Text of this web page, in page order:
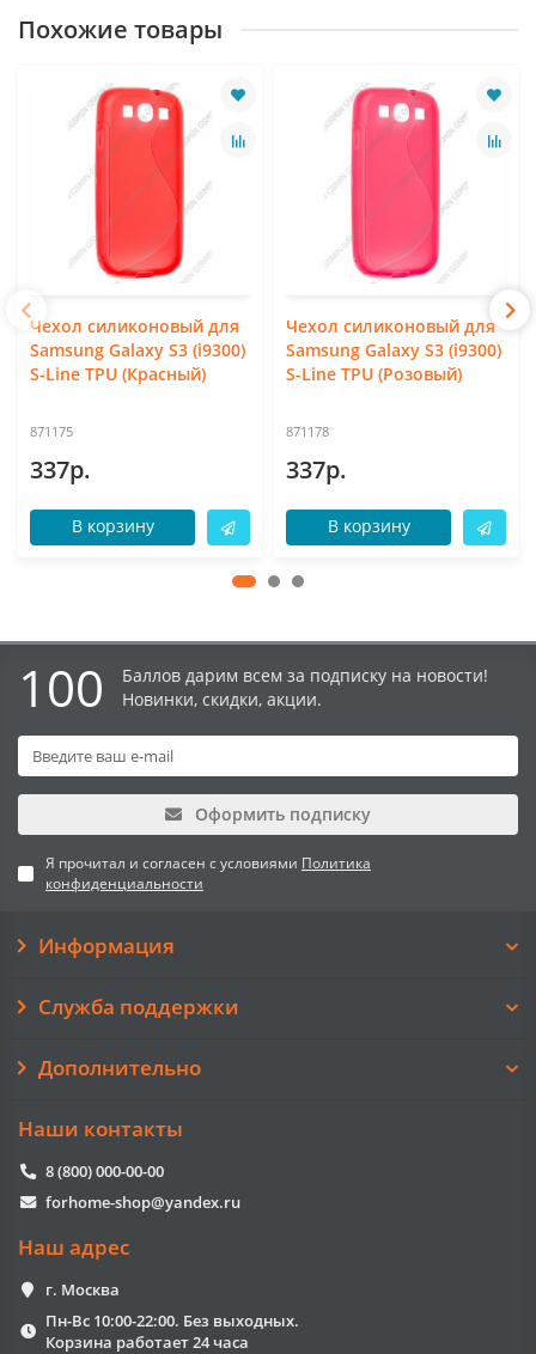
Похожие товары
Чехол силиконовый для
Samsung Galaxy S3 (i9300)
S-Line TPU (Красный)
871175
337р.
В корзину
Чехол силиконовый для
Samsung Galaxy S3 (i9300)
S-Line TPU (Розовый)
871178
337р.
В корзину
100
Баллов дарим всем за подписку на новости!
Новинки, скидки, акции.
Оформить подписку
Я прочитал и согласен с условиями Политика
конфиденциальности
Информация
Служба поддержки
Дополнительно
Наши контакты
8 (800) 000-00-00
forhome-shop@yandex.ru
Наш адрес
г. Москва
Пн-Вс 10:00-22:00. Без выходных.
Корзина работает 24 часа